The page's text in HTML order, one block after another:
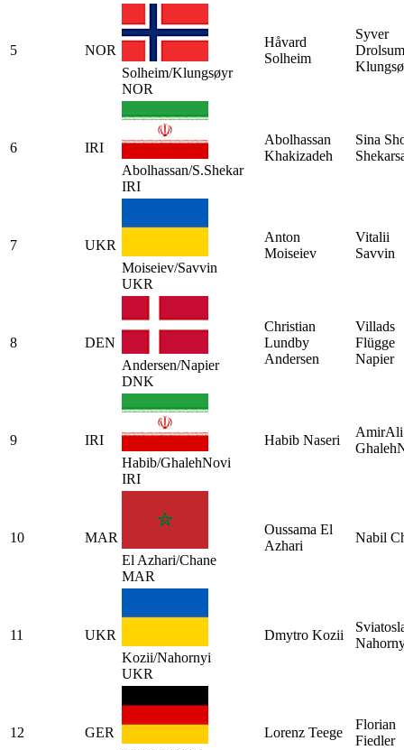
5
NOR
Solheim/Klungsøyr
NOR
Håvard
Solheim
Syver
Drolsum
6
IRI
Abolhassan/S.Shekar
IRI
Abolhassan
Khakizadeh
Sina
7
UKR
Moiseiev/Savvin
UKR
Anton
Moiseiev
Vitalii
Savvin
8
DEN
Andersen/Napier
DNK
Christian
Lundby
Andersen
Villads
Flügge
Napier
9
IRI
Habib/GhalehNovi
IRI
Habib Naseri
AmirAli
10
MAR
El Azhari/Chane
MAR
Oussama El
Azhari
Nabil
11
UKR
Kozii/Nahornyi
UKR
Dmytro Kozii
12
GER
Lorenz Teege
Florian
Fiedler